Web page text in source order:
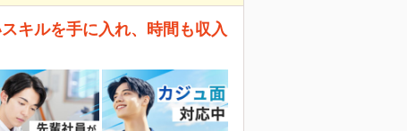
キルを手に入れ、時間も収入